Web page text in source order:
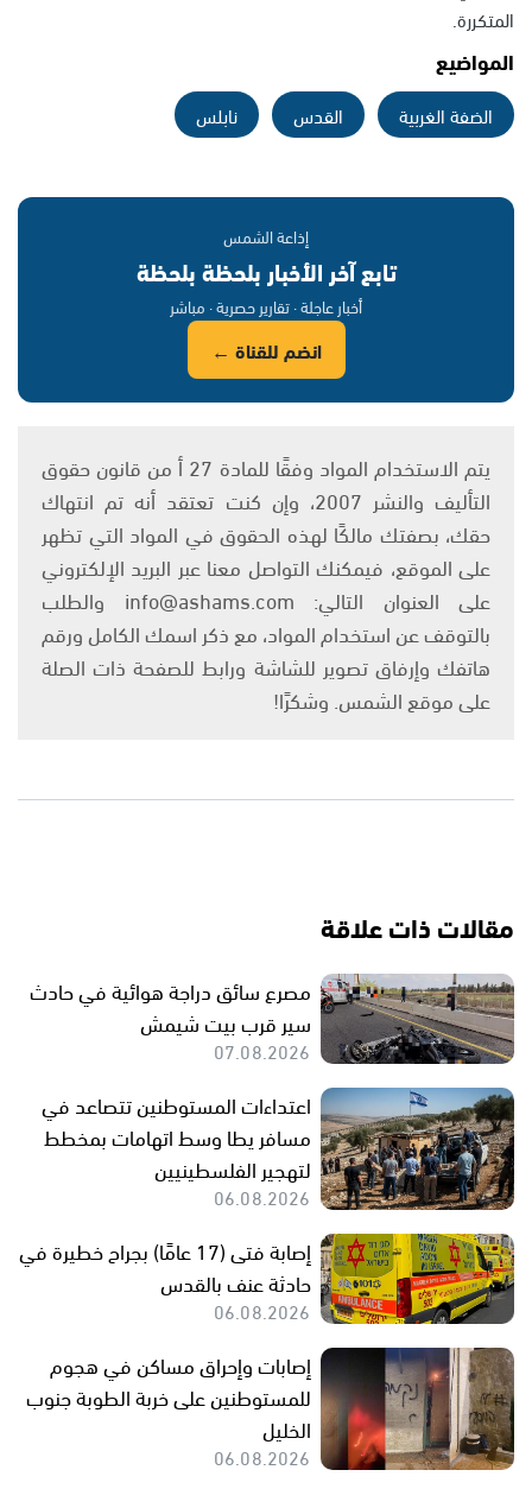
المتكررة.
المواضيع
الضفة الغربية القدس نابلس
إذاعة الشمس
تابع آخر الأخبار بلحظة بلحظة
أخبار عاجلة · تقارير حصرية · مباشر
انضم للقناة ←
يتم الاستخدام المواد وفقًا للمادة 27 أ من قانون حقوق
التأليف والنشر 2007، وإن كنت تعتقد أنه تم انتهاك
حقك، بصفتك مالكًا لهذه الحقوق في المواد التي تظهر
على الموقع، فيمكنك التواصل معنا عبر البريد الإلكتروني
على العنوان التالي: info@ashams.com والطلب
بالتوقف عن استخدام المواد، مع ذكر اسمك الكامل ورقم
هاتفك وإرفاق تصوير للشاشة ورابط للصفحة ذات الصلة
على موقع الشمس. وشكرًا!
مقالات ذات علاقة
مصرع سائق دراجة هوائية في حادث
سير قرب بيت شيمش
07.08.2026
اعتداءات المستوطنين تتصاعد في
مسافر يطا وسط اتهامات بمخطط
لتهجير الفلسطينيين
06.08.2026
إصابة فتى (17 عامًا) بجراح خطيرة في
حادثة عنف بالقدس
06.08.2026
إصابات وإحراق مساكن في هجوم
للمستوطنين على خربة الطوبة جنوب
الخليل
06.08.2026